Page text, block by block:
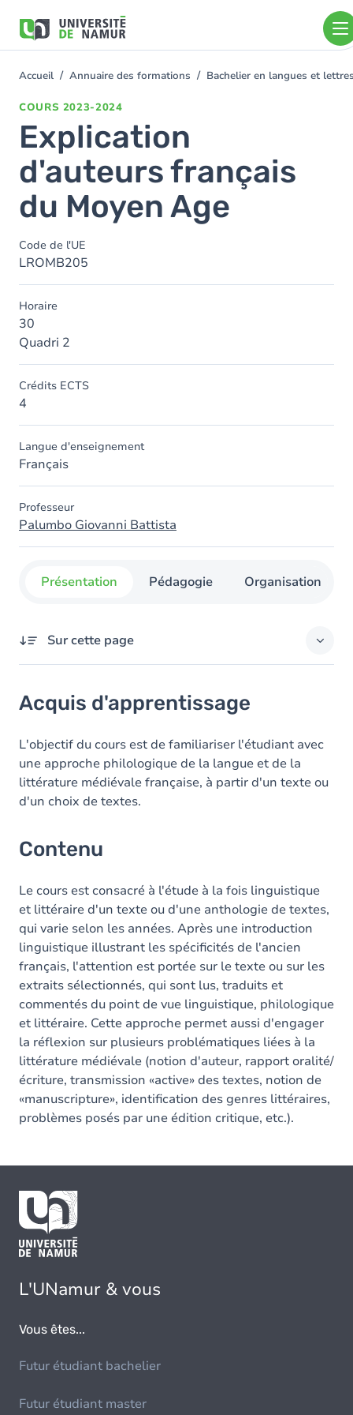
contenu
You
Accueil Annuaire des formations Bachelier en langues et
COURS 2023-2024
Explication
d'auteurs français
du Moyen Age
Code de l'UE
LROMB205
Horaire
30
Quadri 2
Crédits ECTS
4
Langue d'enseignement
Français
Professeur
Palumbo Giovanni Battista
Présentation Pédagogie Organisation
Sur cette page
Contenu
Acquis d'apprentissage
L'objectif du cours est de familiariser l'étudiant avec
une approche philologique de la langue et de la
littérature médiévale française, à partir d'un texte ou
d'un choix de textes.
Contenu
Le cours est consacré à l'étude à la fois linguistique
et littéraire d'un texte ou d'une anthologie de textes,
qui varie selon les années. Après une introduction
linguistique illustrant les spécificités de l'ancien
français, l'attention est portée sur le texte ou sur les
extraits sélectionnés, qui sont lus, traduits et
commentés du point de vue linguistique, philologique
et littéraire. Cette approche permet aussi d'engager
la réflexion sur plusieurs problématiques liées à la
littérature médiévale (notion d'auteur, rapport oralité/
écriture, transmission «active» des textes, notion de
«manuscripture», identification des genres littéraires,
problèmes posés par une édition critique, etc.).
L'UNamur & vous
Vous êtes...
Futur étudiant bachelier
Futur étudiant master